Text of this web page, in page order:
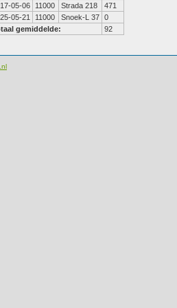
05-06
11000 Strada 218
471
05-21
11000 Snoek-L 37 0
gemiddelde:
92